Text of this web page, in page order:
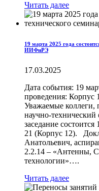
Читать далее
19 марта 2025 года
ИИФиРЭ
17.03.2025
Дата события: 19
проведения: Корпус
Уважаемые коллеги,
научно-
заседание
21 (Корпус 12).
Анатольевич,
2.2.14 – «Антенны,
технологии»….
Читать далее